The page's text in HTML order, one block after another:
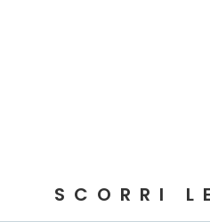
SCORRI